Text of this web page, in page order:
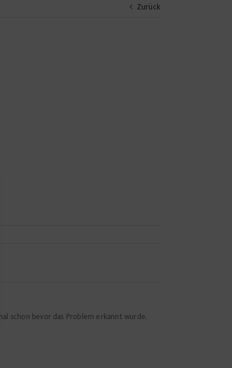
Zurück
schon bevor das Problem erkannt wurde.